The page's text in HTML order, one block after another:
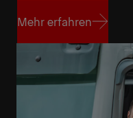
Mehr erfahren
Mehr erfahren